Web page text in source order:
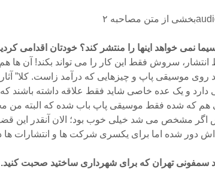
بخشی از متن مصاحبه ۲
نمی خواهد اینها را منتشر کند؟ خودتان اقدامی
انتشار، سروش فقط این کار را می تواند بکند! آن ها
روی موسیقی پاپ و چیزهایی که درآمد زاست. کلا”
دارد و یک عده خاصی شاید فقط علاقه داشته باشند که
هم که شده فقط موسیقی پاپ باب شده که البته من
مشخص می شد خیلی خوب بود؛ الان آنقدر این
دور شده اما برای یکسری شرکت ها و انتشارات ها
سمفونی تهران که برای شهرداری ساختید صحبت کنید.